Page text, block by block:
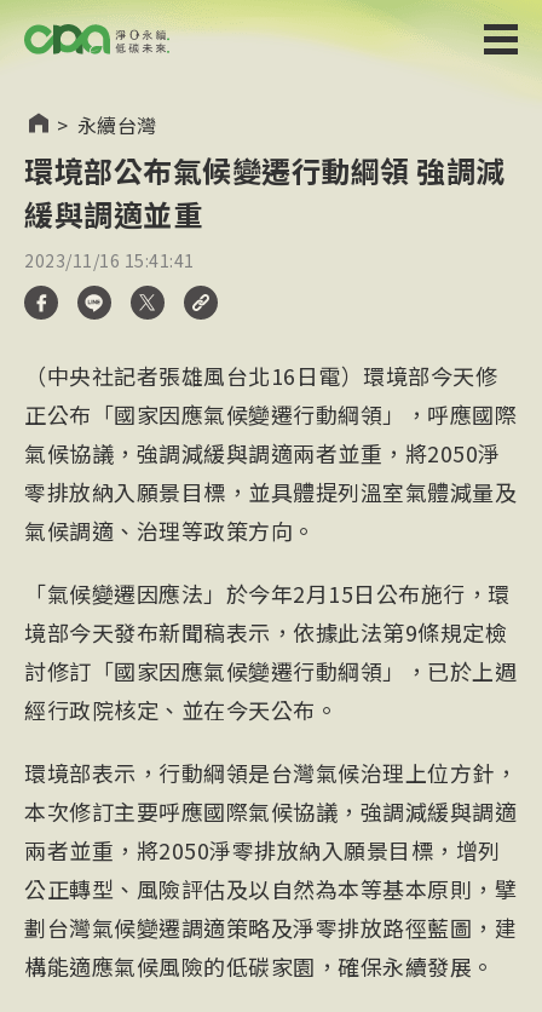
> 永續台灣
環境部公布氣候變遷行動綱領 強調減
緩與調適並重
2023/11/16 15:41:41
（中央社記者張雄風台北16日電）環境部今天修
正公布「國家因應氣候變遷行動綱領」，呼應國際
氣候協議，強調減緩與調適兩者並重，將2050淨
零排放納入願景目標，並具體提列溫室氣體減量及
氣候調適、治理等政策方向。
「氣候變遷因應法」於今年2月15日公布施行，環
境部今天發布新聞稿表示，依據此法第9條規定檢
討修訂「國家因應氣候變遷行動綱領」，已於上週
經行政院核定、並在今天公布。
環境部表示，行動綱領是台灣氣候治理上位方針，
本次修訂主要呼應國際氣候協議，強調減緩與調適
兩者並重，將2050淨零排放納入願景目標，增列
公正轉型、風險評估及以自然為本等基本原則，擘
劃台灣氣候變遷調適策略及淨零排放路徑藍圖，建
構能適應氣候風險的低碳家園，確保永續發展。